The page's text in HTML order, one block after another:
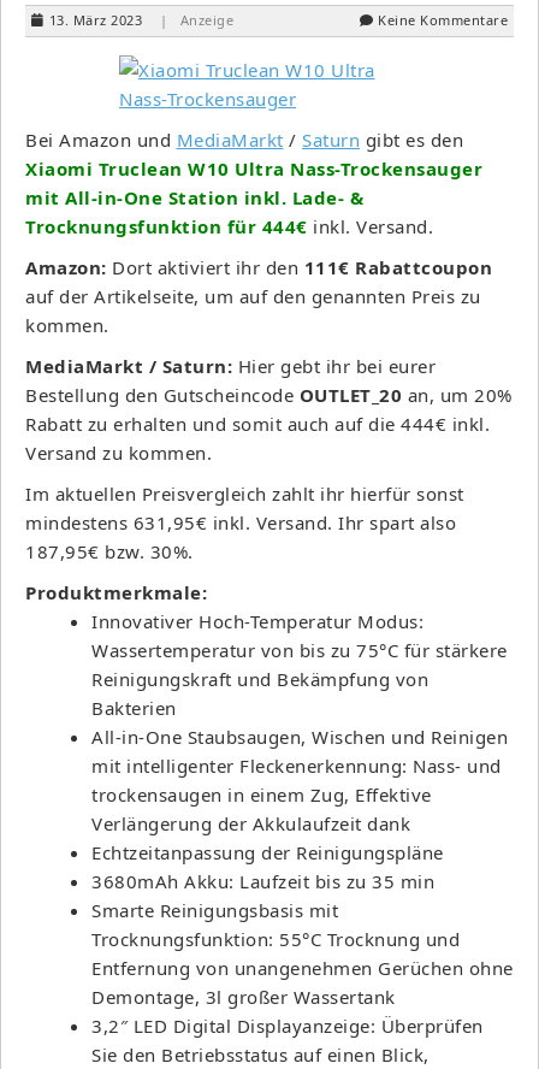
13. März 2023 | Anzeige Keine Kommentare
Bei Amazon und MediaMarkt / Saturn gibt es den
Xiaomi Truclean W10 Ultra Nass-Trockensauger
mit All-in-One Station inkl. Lade- &
Trocknungsfunktion für 444€ inkl. Versand.
Amazon: Dort aktiviert ihr den 111€ Rabattcoupon
auf der Artikelseite, um auf den genannten Preis zu
kommen.
MediaMarkt / Saturn: Hier gebt ihr bei eurer
Bestellung den Gutscheincode OUTLET_20 an, um 20%
Rabatt zu erhalten und somit auch auf die 444€ inkl.
Versand zu kommen.
Im aktuellen Preisvergleich zahlt ihr hierfür sonst
mindestens 631,95€ inkl. Versand. Ihr spart also
187,95€ bzw. 30%.
Produktmerkmale:
Innovativer Hoch-Temperatur Modus:
Wassertemperatur von bis zu 75°C für stärkere
Reinigungskraft und Bekämpfung von
Bakterien
All-in-One Staubsaugen, Wischen und Reinigen
mit intelligenter Fleckenerkennung: Nass- und
trockensaugen in einem Zug, Effektive
Verlängerung der Akkulaufzeit dank
Echtzeitanpassung der Reinigungspläne
3680mAh Akku: Laufzeit bis zu 35 min
Smarte Reinigungsbasis mit
Trocknungsfunktion: 55°C Trocknung und
Entfernung von unangenehmen Gerüchen ohne
Demontage, 3l großer Wassertank
3,2″ LED Digital Displayanzeige: Überprüfen
Sie den Betriebsstatus auf einen Blick,